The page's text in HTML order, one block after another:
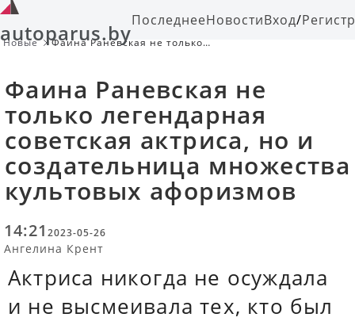
autoparus.byПоследнееНовостиВход/
Новые
Фаина Раневская не только
культовых афоризмов
Фаина Раневская не
только легендарная
советская актриса, но и
создательница множества
культовых афоризмов
14:21 2023-05-26
Ангелина Крент
Актриса никогда не осуждала
и не высмеивала тех, кто был